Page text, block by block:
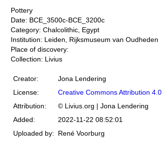
Pottery
Date: BCE_3500c-BCE_3200c
Category: Chalcolithic, Egypt
Institution: Leiden, Rijksmuseum van Oudheden
Place of discovery:
Collection: Livius
Creator:
Jona Lendering
License:
Creative Commons Attribution 4.0
Attribution:
© Livius.org | Jona Lendering
Added:
2022-11-22 08:52:01
Uploaded by:
René Voorburg